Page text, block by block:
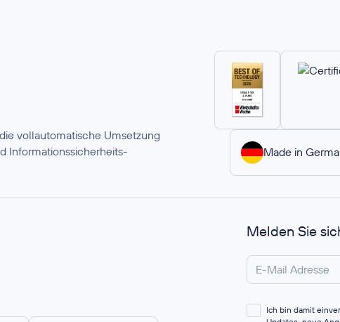
vollautomatische Umsetzung
Informationssicherheits-
Made in
Melden Sie
Ich bin damit